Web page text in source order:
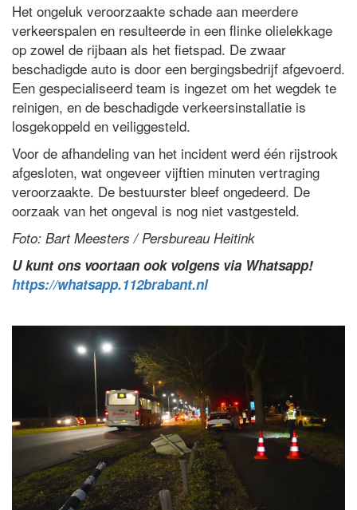
Het ongeluk veroorzaakte schade aan meerdere
verkeerspalen en resulteerde in een flinke olielekkage
op zowel de rijbaan als het fietspad. De zwaar
beschadigde auto is door een bergingsbedrijf afgevoerd.
Een gespecialiseerd team is ingezet om het wegdek te
reinigen, en de beschadigde verkeersinstallatie is
losgekoppeld en veiliggesteld.
Voor de afhandeling van het incident werd één rijstrook
afgesloten, wat ongeveer vijftien minuten vertraging
veroorzaakte. De bestuurster bleef ongedeerd. De
oorzaak van het ongeval is nog niet vastgesteld.
Foto: Bart Meesters / Persbureau Heitink
U kunt ons voortaan ook volgens via Whatsapp!
https://whatsapp.112brabant.nl